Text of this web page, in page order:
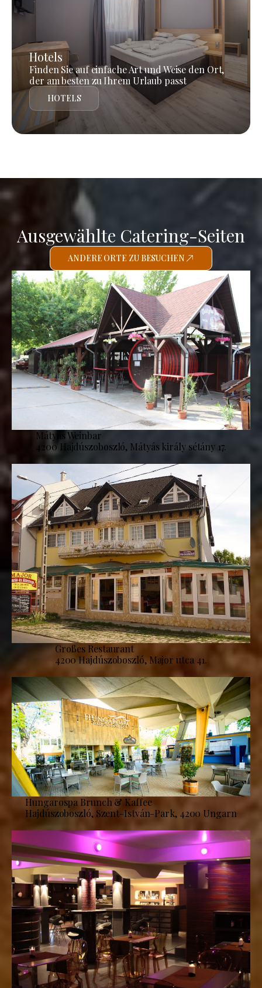
Hotels
Finden Sie auf einfache Art und Weise den Ort,
der am besten zu Ihrem Urlaub passt
HOTELS
Ausgewählte Catering-Seiten
ANDERE ORTE ZU BESUCHEN
Mátyás Weinbar
4200 Hajdúszoboszló, Mátyás király sétány 17.
Großes Restaurant
4200 Hajdúszoboszló, Major utca 41.
Hungarospa Brunch & Kaffee
Hajdúszoboszló, Szent-István-Park, 4200 Ungarn